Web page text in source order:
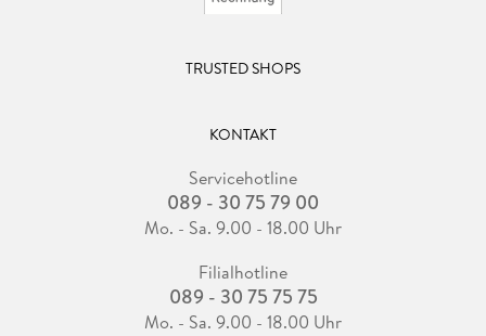
TRUSTED SHOPS
KONTAKT
Servicehotline
089 - 30 75 79 00
Mo. - Sa. 9.00 - 18.00 Uhr
Filialhotline
089 - 30 75 75 75
Mo. - Sa. 9.00 - 18.00 Uhr